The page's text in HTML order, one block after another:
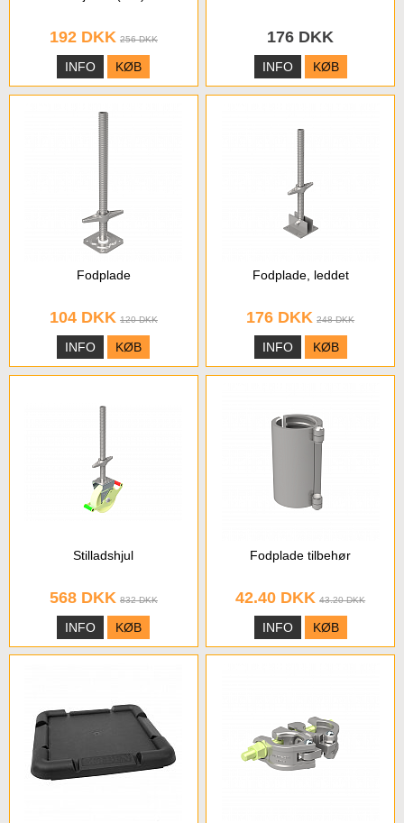
192 DKK 256 DKK
INFO KØB
176 DKK
INFO KØB
Fodplade
104 DKK 120 DKK
INFO KØB
Fodplade, leddet
176 DKK 248 DKK
INFO KØB
Stilladshjul
568 DKK 832 DKK
INFO KØB
Fodplade tilbehør
42.40 DKK 43.20 DKK
INFO KØB